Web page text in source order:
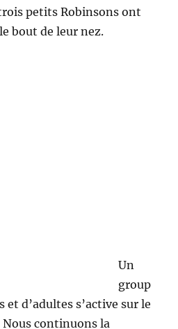
petits Robinsons ont
bout de leur nez.
Un
group
et d’adultes s’active sur le
Nous continuons la